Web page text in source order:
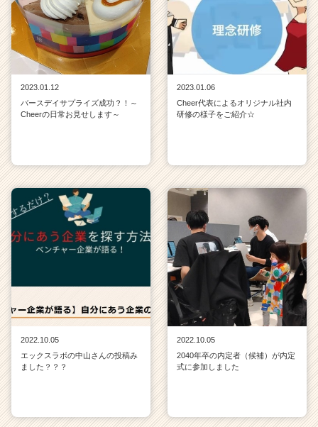
2023.01.12
バースデイサプライズ成功？！～
Cheerの日常お見せします～
2023.01.06
Cheer代表によるオリジナル社内
研修の様子をご紹介☆
2022.10.05
エックスラボの中山さんの投稿み
ました？？？
2022.10.05
2040年卒の内定者（候補）が内定
式に参加しました